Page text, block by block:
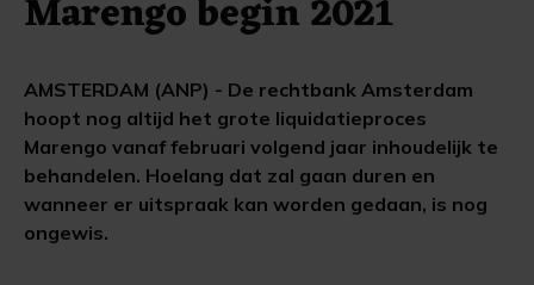
Marengo begin 2021
AMSTERDAM (ANP) - De rechtbank Amsterdam
hoopt nog altijd het grote liquidatieproces
Marengo vanaf februari volgend jaar inhoudelijk te
behandelen. Hoelang dat zal gaan duren en
wanneer er uitspraak kan worden gedaan, is nog
ongewis.